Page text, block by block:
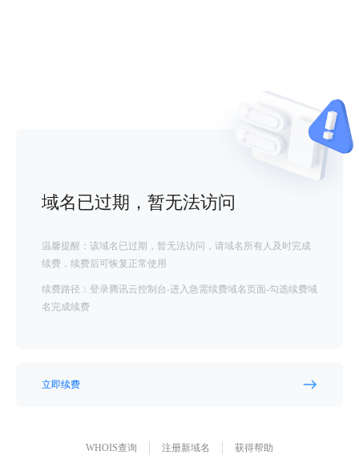
域名已过期，暂无法访问
温馨提醒：该域名已过期，暂无法访问，请域名所有人及时完成
续费，续费后可恢复正常使用
续费路径：登录腾讯云控制台-进入急需续费域名页面-勾选续费域
名完成续费
立即续费
WHOIS查询 注册新域名 获得帮助